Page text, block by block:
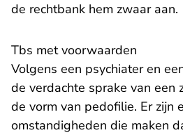
de rechtbank hem zwaar aan.
Tbs met voorwaarden
Volgens een psychiater en
de verdachte sprake van een
de vorm van pedofilie. Er zijn
omstandigheden die maken